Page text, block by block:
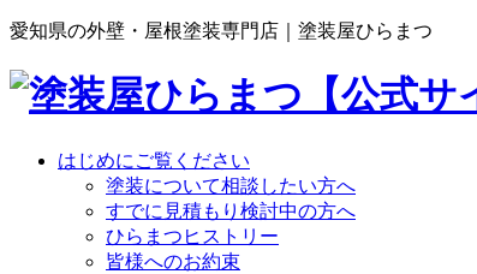
愛知県の外壁・屋根塗装専門店｜塗装屋ひらまつ
はじめにご覧ください
塗装について相談したい方へ
すでに見積もり検討中の方へ
ひらまつヒストリー
皆様へのお約束